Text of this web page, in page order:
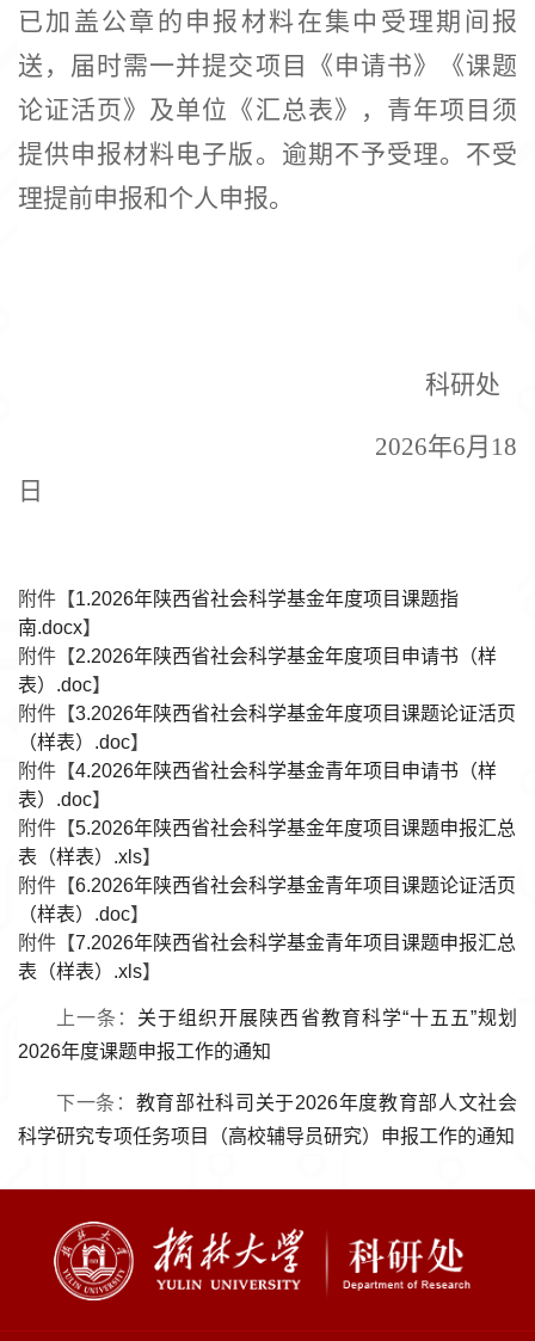
已加盖公章的申报材料在集中受理期间报
送，届时需一并提交项目《申请书》《课题
论证活页》及单位《汇总表》，青年项目须
提供申报材料电子版。逾期不予受理。不受
理提前申报和个人申报。
科研处
2026年6月18
日
附件【1.2026年陕西省社会科学基金年度项目课题指
南.docx】
附件【2.2026年陕西省社会科学基金年度项目申请书（样
表）.doc】
附件【3.2026年陕西省社会科学基金年度项目课题论证活页
（样表）.doc】
附件【4.2026年陕西省社会科学基金青年项目申请书（样
表）.doc】
附件【5.2026年陕西省社会科学基金年度项目课题申报汇总
表（样表）.xls】
附件【6.2026年陕西省社会科学基金青年项目课题论证活页
（样表）.doc】
附件【7.2026年陕西省社会科学基金青年项目课题申报汇总
表（样表）.xls】
上一条： 关于组织开展陕西省教育科学“十五五”规划
2026年度课题申报工作的通知
下一条： 教育部社科司关于2026年度教育部人文社会
科学研究专项任务项目（高校辅导员研究）申报工作的通知